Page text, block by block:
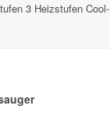
3 Heizstufen Cool-